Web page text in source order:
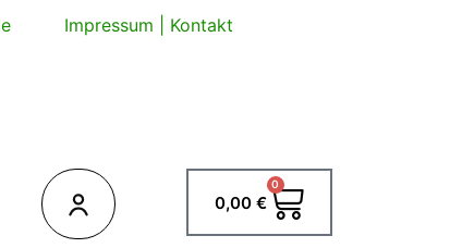
Impressum Kontakt
0,00 €
0
Warenkorb